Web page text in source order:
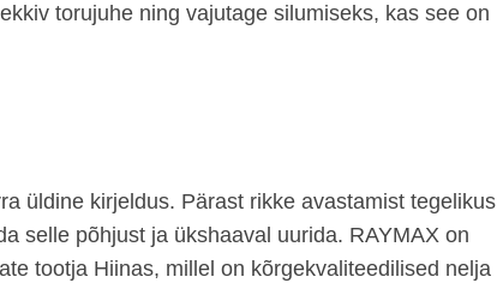
torujuhe ning vajutage silumiseks, kas see on
üldine kirjeldus. Pärast rikke avastamist tegelikus
selle põhjust ja ükshaaval uurida. RAYMAX on
tootja Hiinas, millel on kõrgekvaliteedilised nelja